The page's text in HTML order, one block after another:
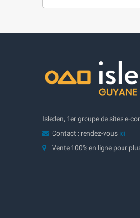
Isleden, 1er groupe de sites e-
Contact : rendez-vous ici
Vente 100% en ligne pour